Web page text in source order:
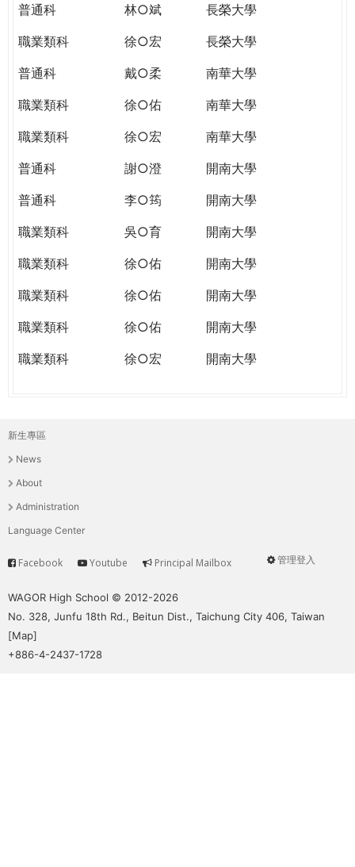
普通科
林○斌
長榮大學
職業類科
徐○宏
長榮大學
普通科
戴○柔
南華大學
職業類科
徐○佑
南華大學
職業類科
徐○宏
南華大學
普通科
謝○澄
開南大學
普通科
李○筠
開南大學
職業類科
吳○育
開南大學
職業類科
徐○佑
開南大學
職業類科
徐○佑
開南大學
職業類科
徐○佑
開南大學
職業類科
徐○宏 開南大學
主
選
單
新生專區
News
About
Administration
Language Center
User
管理登入
Service
Facebook Youtube Principal Mailbox
WAGOR High School © 2012-2026
No. 328, Junfu 18th Rd., Beitun Dist., Taichung City 406, Taiwan
[Map]
+886-4-2437-1728